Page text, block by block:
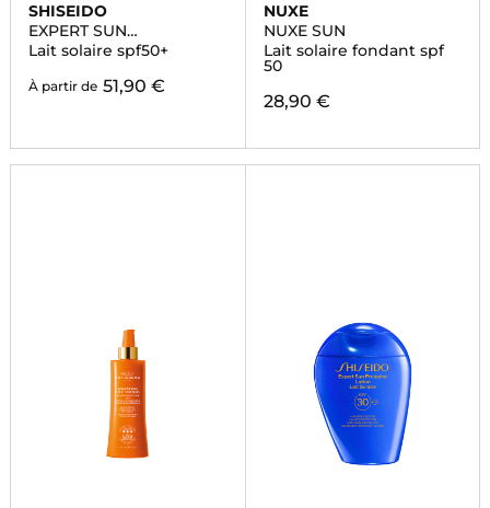
SHISEIDO
EXPERT SUN
PROTECTOR
Lait solaire spf50+
À partir de 51,90 €
NUXE
NUXE SUN
Lait solaire fondant spf
50
28,90 €